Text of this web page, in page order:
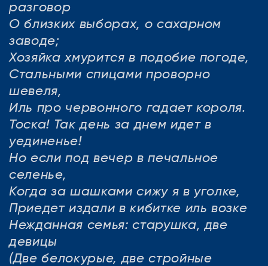
разговор
О близких выборах, о сахарном
заводе;
Хозяйка хмурится в подобие погоде,
Стальными спицами проворно
шевеля,
Иль про червонного гадает короля.
Тоска! Так день за днем идет в
уединенье!
Но если под вечер в печальное
селенье,
Когда за шашками сижу я в уголке,
Приедет издали в кибитке иль возке
Нежданная семья: старушка, две
девицы
(Две белокурые, две стройные